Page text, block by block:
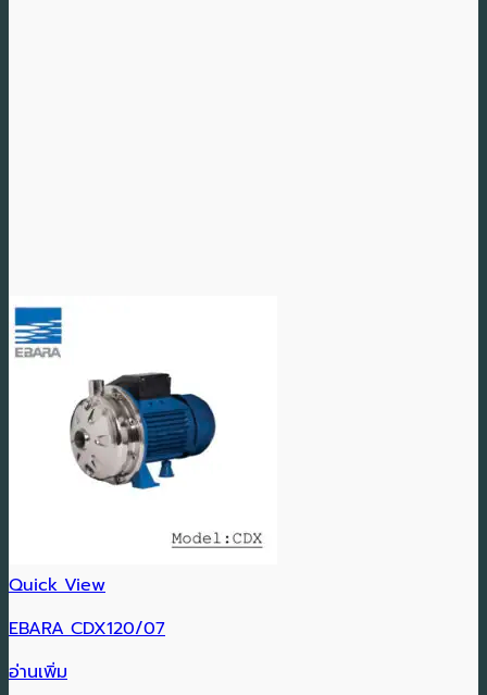
Quick View
EBARA CDX120/07
อ่านเพิ่ม